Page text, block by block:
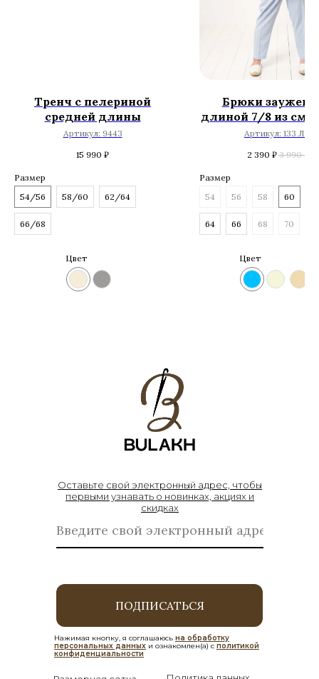
Тренч с пелериной
средней длины
Артикул: 9443
15 990 ₽
Размер
54/56
58/60 62/64
66/68
Цвет
Брюки
длиной 7/8 из
льна в
Артикул: 133 ЛП
2 390 ₽ 3 990 ₽
Размер
54
56 58 60
64 66 68 70
Цвет
Оставьте свой электронный адрес, чтобы
первыми узнавать о новинках, акциях и
скидках
ПОДПИСАТЬСЯ
Нажимая кнопку, я соглашаюсь на обработку
персональных данных и ознакомлен(а) с политикой
конфиденциальности